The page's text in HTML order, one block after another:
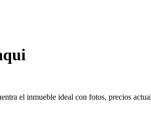
el inmueble ideal con fotos, precios